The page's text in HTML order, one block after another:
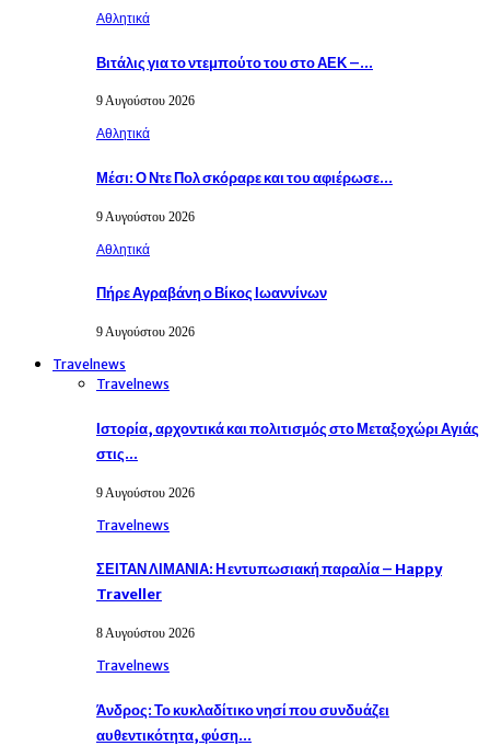
Αθλητικά
Βιτάλις για το ντεμπούτο του στο ΑΕΚ –…
9 Αυγούστου 2026
Αθλητικά
Μέσι: Ο Ντε Πολ σκόραρε και του αφιέρωσε…
9 Αυγούστου 2026
Αθλητικά
Πήρε Αγραβάνη ο Βίκος Ιωαννίνων
9 Αυγούστου 2026
Travelnews
Travelnews
Ιστορία, αρχοντικά και πολιτισμός στο Μεταξοχώρι Αγιάς
στις…
9 Αυγούστου 2026
Travelnews
ΣΕΙΤΑΝ ΛΙΜΑΝΙΑ: Η εντυπωσιακή παραλία – Happy
Traveller
8 Αυγούστου 2026
Travelnews
Άνδρος: Το κυκλαδίτικο νησί που συνδυάζει
αυθεντικότητα, φύση…